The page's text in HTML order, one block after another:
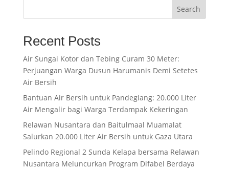
Search
Recent Posts
Air Sungai Kotor dan Tebing Curam 30 Meter:
Perjuangan Warga Dusun Harumanis Demi Setetes
Air Bersih
Bantuan Air Bersih untuk Pandeglang: 20.000 Liter
Air Mengalir bagi Warga Terdampak Kekeringan
Relawan Nusantara dan Baitulmaal Muamalat
Salurkan 20.000 Liter Air Bersih untuk Gaza Utara
Pelindo Regional 2 Sunda Kelapa bersama Relawan
Nusantara Meluncurkan Program Difabel Berdaya